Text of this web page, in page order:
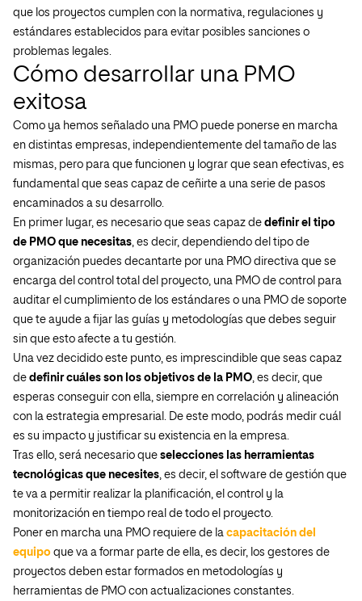
que los proyectos cumplen con la normativa, regulaciones y
estándares establecidos para evitar posibles sanciones o
problemas legales.
Cómo desarrollar una PMO
exitosa
Como ya hemos señalado una PMO puede ponerse en marcha
en distintas empresas, independientemente del tamaño de las
mismas, pero para que funcionen y lograr que sean efectivas, es
fundamental que seas capaz de ceñirte a una serie de pasos
encaminados a su desarrollo.
En primer lugar, es necesario que seas capaz de definir el tipo
de PMO que necesitas, es decir, dependiendo del tipo de
organización puedes decantarte por una PMO directiva que se
encarga del control total del proyecto, una PMO de control para
auditar el cumplimiento de los estándares o una PMO de soporte
que te ayude a fijar las guías y metodologías que debes seguir
sin que esto afecte a tu gestión.
Una vez decidido este punto, es imprescindible que seas capaz
de definir cuáles son los objetivos de la PMO, es decir, que
esperas conseguir con ella, siempre en correlación y alineación
con la estrategia empresarial. De este modo, podrás medir cuál
es su impacto y justificar su existencia en la empresa.
Tras ello, será necesario que selecciones las herramientas
tecnológicas que necesites, es decir, el software de gestión que
te va a permitir realizar la planificación, el control y la
monitorización en tiempo real de todo el proyecto.
Poner en marcha una PMO requiere de la capacitación del
equipo que va a formar parte de ella, es decir, los gestores de
proyectos deben estar formados en metodologías y
herramientas de PMO con actualizaciones constantes.